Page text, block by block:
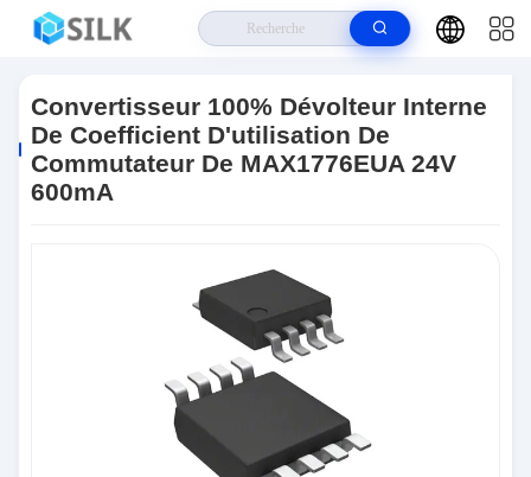
Dévolteur Interne De Coefficient D'utilisation De Commutateur De
MAX1776EUA 24V 600mA
Convertisseur 100% Dévolteur Interne
De Coefficient D'utilisation De
Commutateur De MAX1776EUA 24V
600mA